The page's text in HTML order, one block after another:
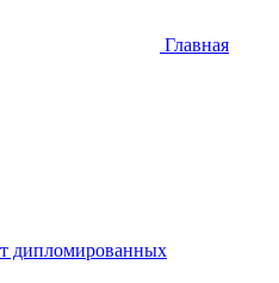
Главная
дипломированных